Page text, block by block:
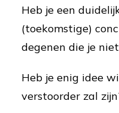
Heb je een
(toekomstige)
degenen die je
Heb je enig idee
verstoorder zal